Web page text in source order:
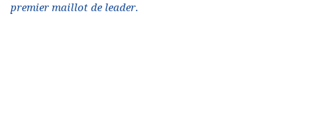
premier maillot de leader.